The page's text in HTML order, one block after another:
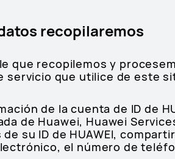
recopilaremos
que recopilemos y
servicio que utilice de este
de la cuenta de ID de
de Huawei, Huawei
su ID de HUAWEI,
el número de